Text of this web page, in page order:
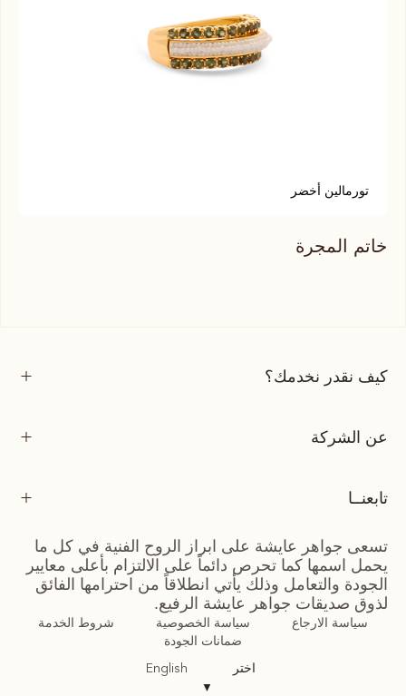
تورمالين أخضر
خاتم المجرة
كيف نقدر نخدمك؟
عن الشركة
تابعنــا
تسعى جواهر عايشة على ابراز الروح الفنية في كل ما
يحمل اسمها كما تحرص دائماً على الالتزام بأعلى معايير
الجودة والتعامل وذلك يأتي انطلاقاً من احترامها الفائق
لذوق صديقات جواهر عايشة الرفيع.
سياسة الارجاع سياسة الخصوصية
شروط الخدمة
ضمانات الجودة
اختر
▼
English